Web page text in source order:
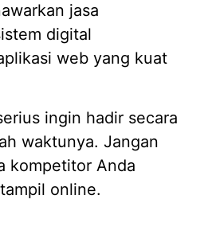
jasa
digital
web yang kuat
ingin hadir secara
waktunya. Jangan
kompetitor Anda
online.